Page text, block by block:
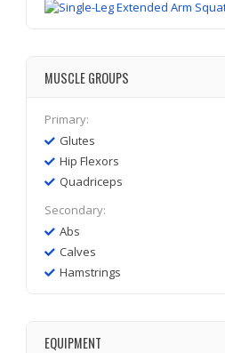
MUSCLE GROUPS
Primary:
Glutes
Hip Flexors
Quadriceps
Secondary:
Abs
Calves
Hamstrings
EQUIPMENT